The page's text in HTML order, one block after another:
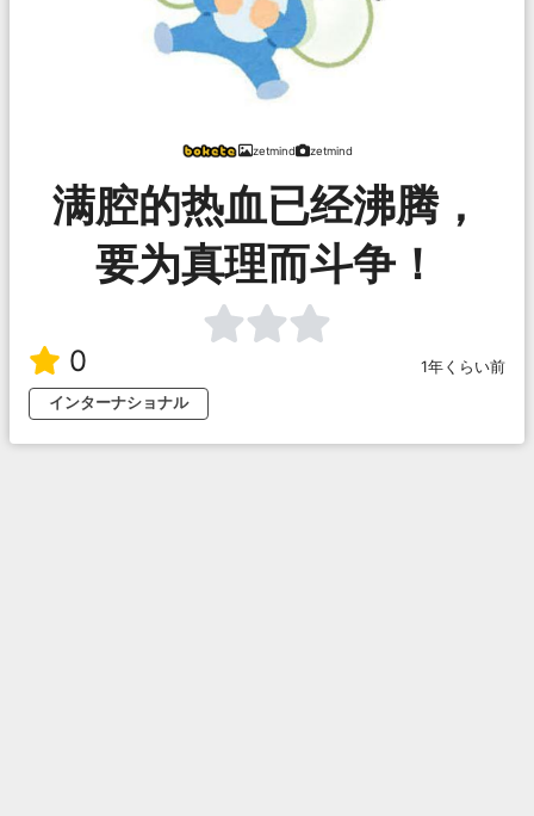
zetmind zetmind
满腔的热血已经沸腾，
要为真理而斗争！
0
1年くらい前
インターナショナル